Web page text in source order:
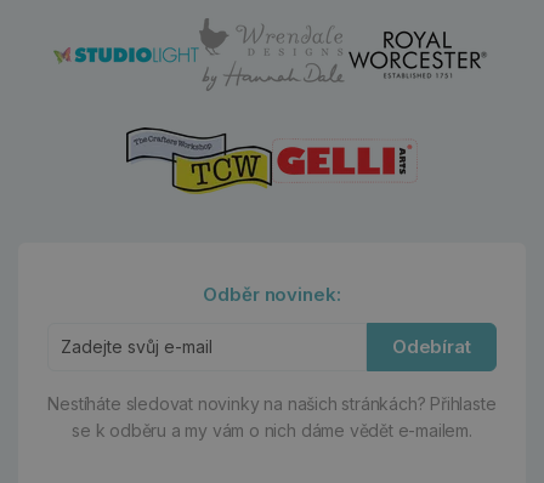
Odběr novinek:
Odebírat
Nestíháte sledovat novinky na našich stránkách? Přihlaste
se k odběru a my vám o nich dáme vědět e-mailem.